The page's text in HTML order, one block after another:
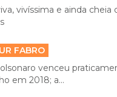
viva, vivíssima e ainda cheia
FABRO
venceu
em 2018; a...